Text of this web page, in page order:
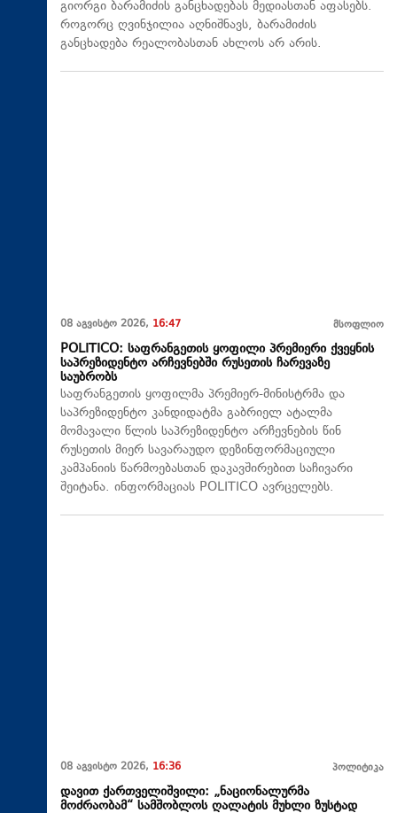
გიორგი ბარამიძის განცხადებას მედიასთან აფასებს.
როგორც ღვინჯილია აღნიშნავს, ბარამიძის
განცხადება რეალობასთან ახლოს არ არის.
08 აგვისტო 2026, 16:47 მსოფლიო
POLITICO: საფრანგეთის ყოფილი პრემიერი ქვეყნის
საპრეზიდენტო არჩევნებში რუსეთის ჩარევაზე
საუბრობს
საფრანგეთის ყოფილმა პრემიერ-მინისტრმა და
საპრეზიდენტო კანდიდატმა გაბრიელ ატალმა
მომავალი წლის საპრეზიდენტო არჩევნების წინ
რუსეთის მიერ სავარაუდო დეზინფორმაციული
კამპანიის წარმოებასთან დაკავშირებით საჩივარი
შეიტანა. ინფორმაციას POLITICO ავრცელებს.
08 აგვისტო 2026, 16:36 პოლიტიკა
დავით ქართველიშვილი: „ნაციონალურმა
მოძრაობამ“ სამშობლოს ღალატის მუხლი ზუსტად